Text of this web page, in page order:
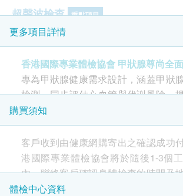
$200 百佳電子禮券
超聲波檢查 重點項目
甲狀腺超聲波
甲狀腺 重點項目
促甲狀腺激素
游離三碘甲狀腺素
抗甲狀腺過氧化物酶抗體
甲狀腺球蛋白抗體
甲狀腺球蛋白
更多項目詳情
香港國際專業體檢協會 甲狀腺尊尚全
專為甲狀腺健康需求設計，涵蓋甲狀
檢測，同步評估心血管與代謝風險，
理方案。
本計劃專甲狀腺健康需求設計，結合
全方位血液分析，涵蓋：
✓ 甲狀腺超聲波掃描
✓ 甲狀腺功能檢查
購買須知
客戶收到由健康網購寄出之確認成功
港國際專業體檢協會將於隨後1-3個
內，聯絡客戶確認身體檢查的時間及
致電查詢或在訂單確認後1個工作天
體檢中心資料